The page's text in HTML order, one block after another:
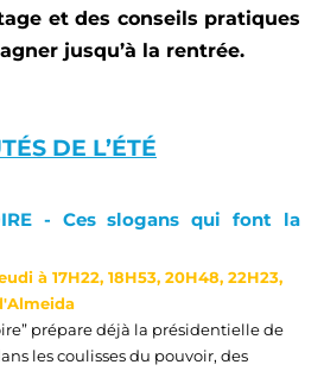
et des conseils pratiques
jusqu’à la rentrée.
ÉS DE L’ÉTÉ
- Ces slogans qui font la
à 17H22, 18H53, 20H48, 22H23,
prépare déjà la présidentielle de
les coulisses du pouvoir, des